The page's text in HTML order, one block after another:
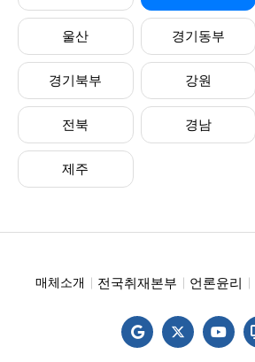
울산 경기동부
경기북부 강원
전북 경남
제주
매체소개 전국취재본부 언론윤리